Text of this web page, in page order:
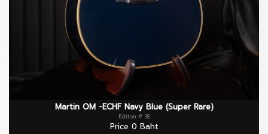
Martin OM -ECHF Navy Blue (Super Rare)
Editon # 38
Price 0 Baht